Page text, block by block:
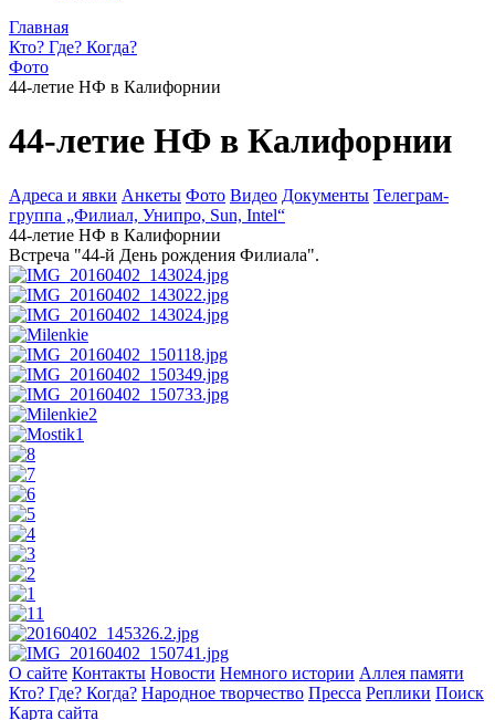
Главная
Кто? Где? Когда?
Фото
44-летие НФ в Калифорнии
44-летие НФ в Калифорнии
Адреса и явки Анкеты Фото Видео Документы Телеграм-
группа „Филиал, Унипро, Sun, Intel“
44-летие НФ в Калифорнии
Встреча "44-й День рождения Филиала".
О сайте Контакты Новости Немного истории Аллея памяти
Кто? Где? Когда? Народное творчество Пресса Реплики Поиск
Карта сайта